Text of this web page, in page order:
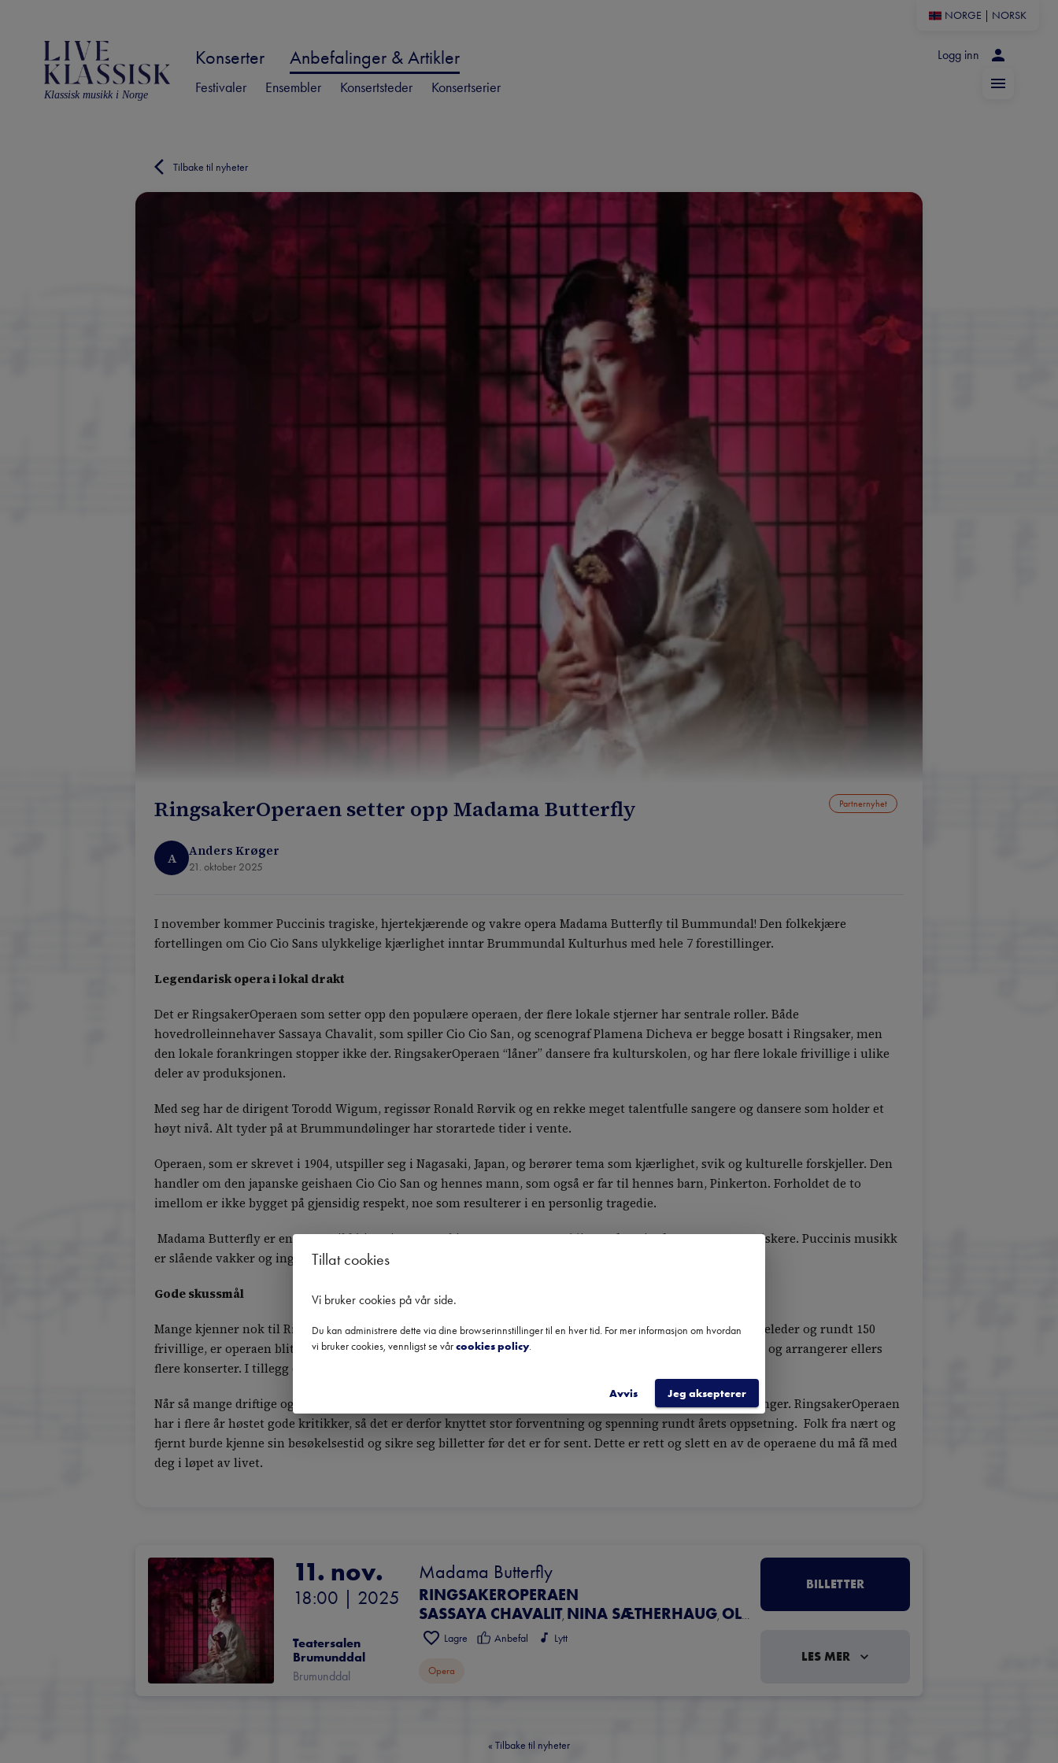
NORGE NORSK
Klassisk musikk i Norge
Konserter Anbefalinger & Artikler
Festivaler Ensembler Konsertsteder Konsertserier
Logg inn
Tilbake til nyheter
RingsakerOperaen setter opp Madama Butterfly Partnernyhet
A Anders Krøger
21. oktober 2025
I november kommer Puccinis tragiske, hjertekjærende og vakre opera Madama Butterfly til Bummundal! Den folkekjære
fortellingen om Cio Cio Sans ulykkelige kjærlighet inntar Brummundal Kulturhus med hele 7 forestillinger.
Legendarisk opera i lokal drakt
Det er RingsakerOperaen som setter opp den populære operaen, der flere lokale stjerner har sentrale roller. Både
hovedrolleinnehaver Sassaya Chavalit, som spiller Cio Cio San, og scenograf Plamena Dicheva er begge bosatt i Ringsaker, men
den lokale forankringen stopper ikke der. RingsakerOperaen “låner” dansere fra kulturskolen, og har flere lokale frivillige i ulike
deler av produksjonen.
Med seg har de dirigent Torodd Wigum, regissør Ronald Rørvik og en rekke meget talentfulle sangere og dansere som holder et
høyt nivå. Alt tyder på at Brummundølinger har storartede tider i vente.
Operaen, som er skrevet i 1904, utspiller seg i Nagasaki, Japan, og berører tema som kjærlighet, svik og kulturelle forskjeller. Den
handler om den japanske geishaen Cio Cio San og hennes mann, som også er far til hennes barn, Pinkerton. Forholdet de to
imellom er ikke bygget på gjensidig respekt, noe som resulterer i en personlig tragedie.
Madama Butterfly er en av musikkhistoriens mest kjente operaer, og er blitt en favoritt for mange operaelskere. Puccinis musikk
er slående vakker og ingen som opplever den live forblir upåvirket av den.
Gode skussmål
Mange kjenner nok til RingsakerOperaens arbeid fra før. Med tre ansatte i administrasjonen, pluss én systueleder og rundt 150
frivillige, er operaen blitt en viktig kulturaktør for fylket. De setter opp en fullskala operaproduksjon i året og arrangerer ellers
flere konserter. I tillegg driver de en operaskole med forestilling hver vår.
Når så mange driftige og dyktige hoder går sammen noe man kan se fra anmeldelser fra tidligere oppsetninger. RingsakerOperaen
har i flere år høstet gode kritikker, så det er derfor knyttet stor forventning og spenning rundt årets oppsetning. Folk fra nært og
fjernt burde kjenne sin besøkelsestid og sikre seg billetter før det er for sent. Dette er rett og slett en av de operaene du må få med
deg i løpet av livet.
11. nov.
18:00 | 2025
Teatersalen
Brumunddal
Brumunddal
Madama Butterfly
RINGSAKEROPERAEN
SASSAYA CHAVALIT, NINA SÆTHERHAUG, OLE ANDREAS SILSETH ,TROND HALSTEIN MOE
Lagre
Anbefal Lytt
Opera
BILLETTER
LES MER
« Tilbake til nyheter
Tillat cookies
Vi bruker cookies på vår side.
Du kan administrere dette via dine browserinnstillinger til en hver tid. For mer informasjon om hvordan
vi bruker cookies, vennligst se vårcookies policy.
Avvis Jeg aksepterer